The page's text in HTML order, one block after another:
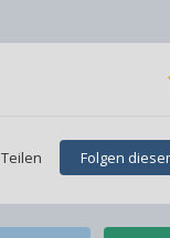
Teilen Folgen